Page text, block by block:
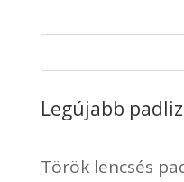
Legújabb
Török lencsés